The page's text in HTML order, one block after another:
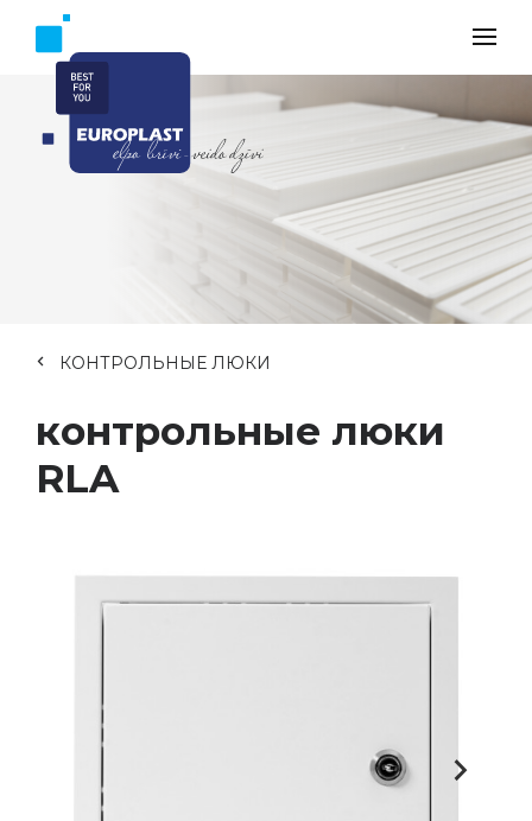
КОНТРОЛЬНЫЕ ЛЮКИ
контрольные люки
RLA